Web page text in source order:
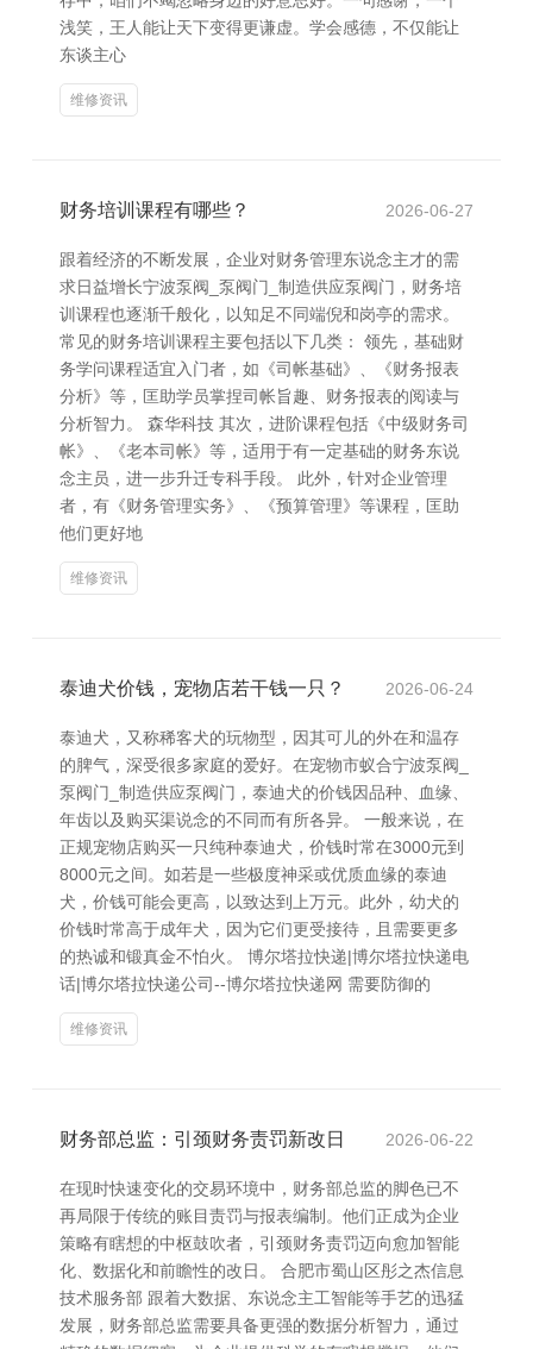
浅笑，王人能让天下变得更谦虚。学会感德，不仅能让
东谈主心
维修资讯
财务培训课程有哪些？ 2026-06-27
跟着经济的不断发展，企业对财务管理东说念主才的需
求日益增长宁波泵阀_泵阀门_制造供应泵阀门，财务培
训课程也逐渐千般化，以知足不同端倪和岗亭的需求。
常见的财务培训课程主要包括以下几类： 领先，基础财
务学问课程适宜入门者，如《司帐基础》、《财务报表
分析》等，匡助学员掌捏司帐旨趣、财务报表的阅读与
分析智力。 森华科技 其次，进阶课程包括《中级财务司
帐》、《老本司帐》等，适用于有一定基础的财务东说
念主员，进一步升迁专科手段。 此外，针对企业管理
者，有《财务管理实务》、《预算管理》等课程，匡助
他们更好地
维修资讯
泰迪犬价钱，宠物店若干钱一只？ 2026-06-24
泰迪犬，又称稀客犬的玩物型，因其可儿的外在和温存
的脾气，深受很多家庭的爱好。在宠物市蚁合宁波泵阀_
泵阀门_制造供应泵阀门，泰迪犬的价钱因品种、血缘、
年齿以及购买渠说念的不同而有所各异。 一般来说，在
正规宠物店购买一只纯种泰迪犬，价钱时常在3000元到
8000元之间。如若是一些极度神采或优质血缘的泰迪
犬，价钱可能会更高，以致达到上万元。此外，幼犬的
价钱时常高于成年犬，因为它们更受接待，且需要更多
的热诚和锻真金不怕火。 博尔塔拉快递|博尔塔拉快递电
话|博尔塔拉快递公司--博尔塔拉快递网 需要防御的
维修资讯
财务部总监：引颈财务责罚新改日 2026-06-22
在现时快速变化的交易环境中，财务部总监的脚色已不
再局限于传统的账目责罚与报表编制。他们正成为企业
策略有瞎想的中枢鼓吹者，引颈财务责罚迈向愈加智能
化、数据化和前瞻性的改日。 合肥市蜀山区彤之杰信息
技术服务部 跟着大数据、东说念主工智能等手艺的迅猛
发展，财务部总监需要具备更强的数据分析智力，通过